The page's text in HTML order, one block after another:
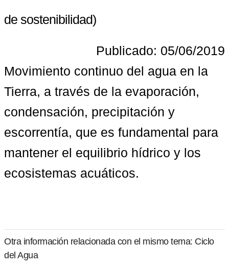
de sostenibilidad)
Publicado: 05/06/2019
Movimiento continuo del agua en la
Tierra, a través de la evaporación,
condensación, precipitación y
escorrentía, que es fundamental para
mantener el equilibrio hídrico y los
ecosistemas acuáticos.
Otra información relacionada con el mismo tema: Ciclo
del Agua